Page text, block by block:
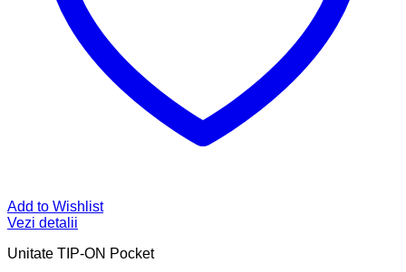
Add to Wishlist
Vezi detalii
Unitate TIP-ON Pocket